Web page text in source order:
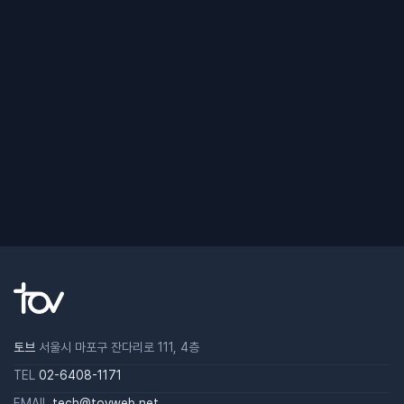
토브 서울시 마포구 잔다리로 111, 4층
TEL 02-6408-1171